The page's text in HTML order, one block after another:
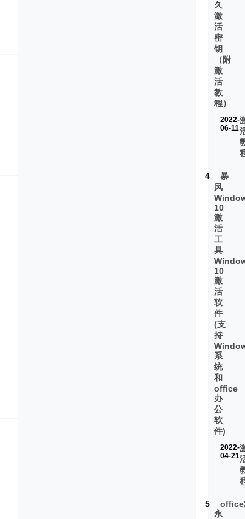
久
激
活
密
钥
（附
激
活
教
程）
2022-
06-11
4
暴
风
10
激
活
工
具
10
激
活
软
件
(支
持
系
统
和
office
办
公
软
件)
2022-
04-21
5
永